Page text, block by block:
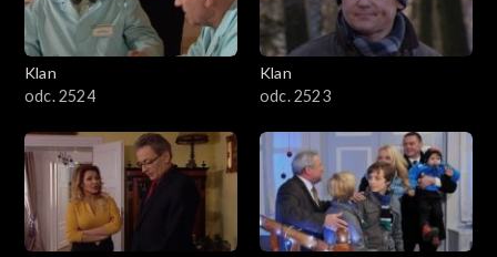
Klan
odc. 2524
Klan
odc. 2523